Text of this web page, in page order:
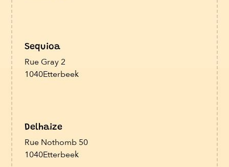
Sequioa
Rue Gray 2
1040Etterbeek
Delhaize
Rue Nothomb 50
1040Etterbeek